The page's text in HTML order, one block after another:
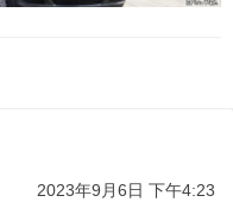
2023年9月6日 下午4:23